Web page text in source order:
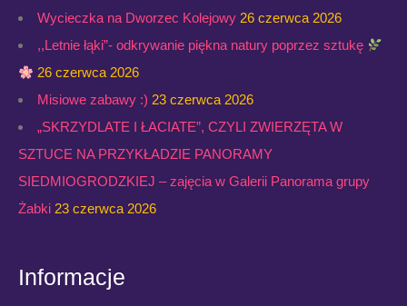
Wycieczka na Dworzec Kolejowy 26 czerwca 2026
,,Letnie łąki”- odkrywanie piękna natury poprzez sztukę
26 czerwca 2026
Misiowe zabawy :) 23 czerwca 2026
„SKRZYDLATE I ŁACIATE”, CZYLI ZWIERZĘTA W
SZTUCE NA PRZYKŁADZIE PANORAMY
SIEDMIOGRODZKIEJ – zajęcia w Galerii Panorama grupy
Żabki 23 czerwca 2026
Informacje